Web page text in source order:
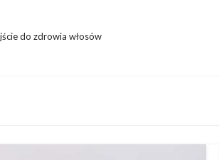
do zdrowia włosów